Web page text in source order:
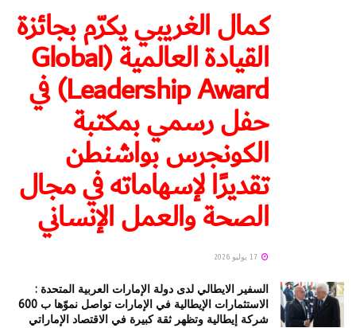
كمال الغريبي يكرّم بجائزة
القيادة العالمية (Global
Leadership Award) في
حفل رسمي بمكتبة
الكونجرس بواشنطن
تقديرًا لإسهاماته في مجال
الصحة والعمل الإنساني
السفير الايطالي لدى دولة الإمارات العربية المتحدة :
الاستثمارات الإيطالية في الإمارات تواصل نموّها ب 600
شركة إيطالية وتظهر ثقة كبيرة في الاقتصاد الإماراتي